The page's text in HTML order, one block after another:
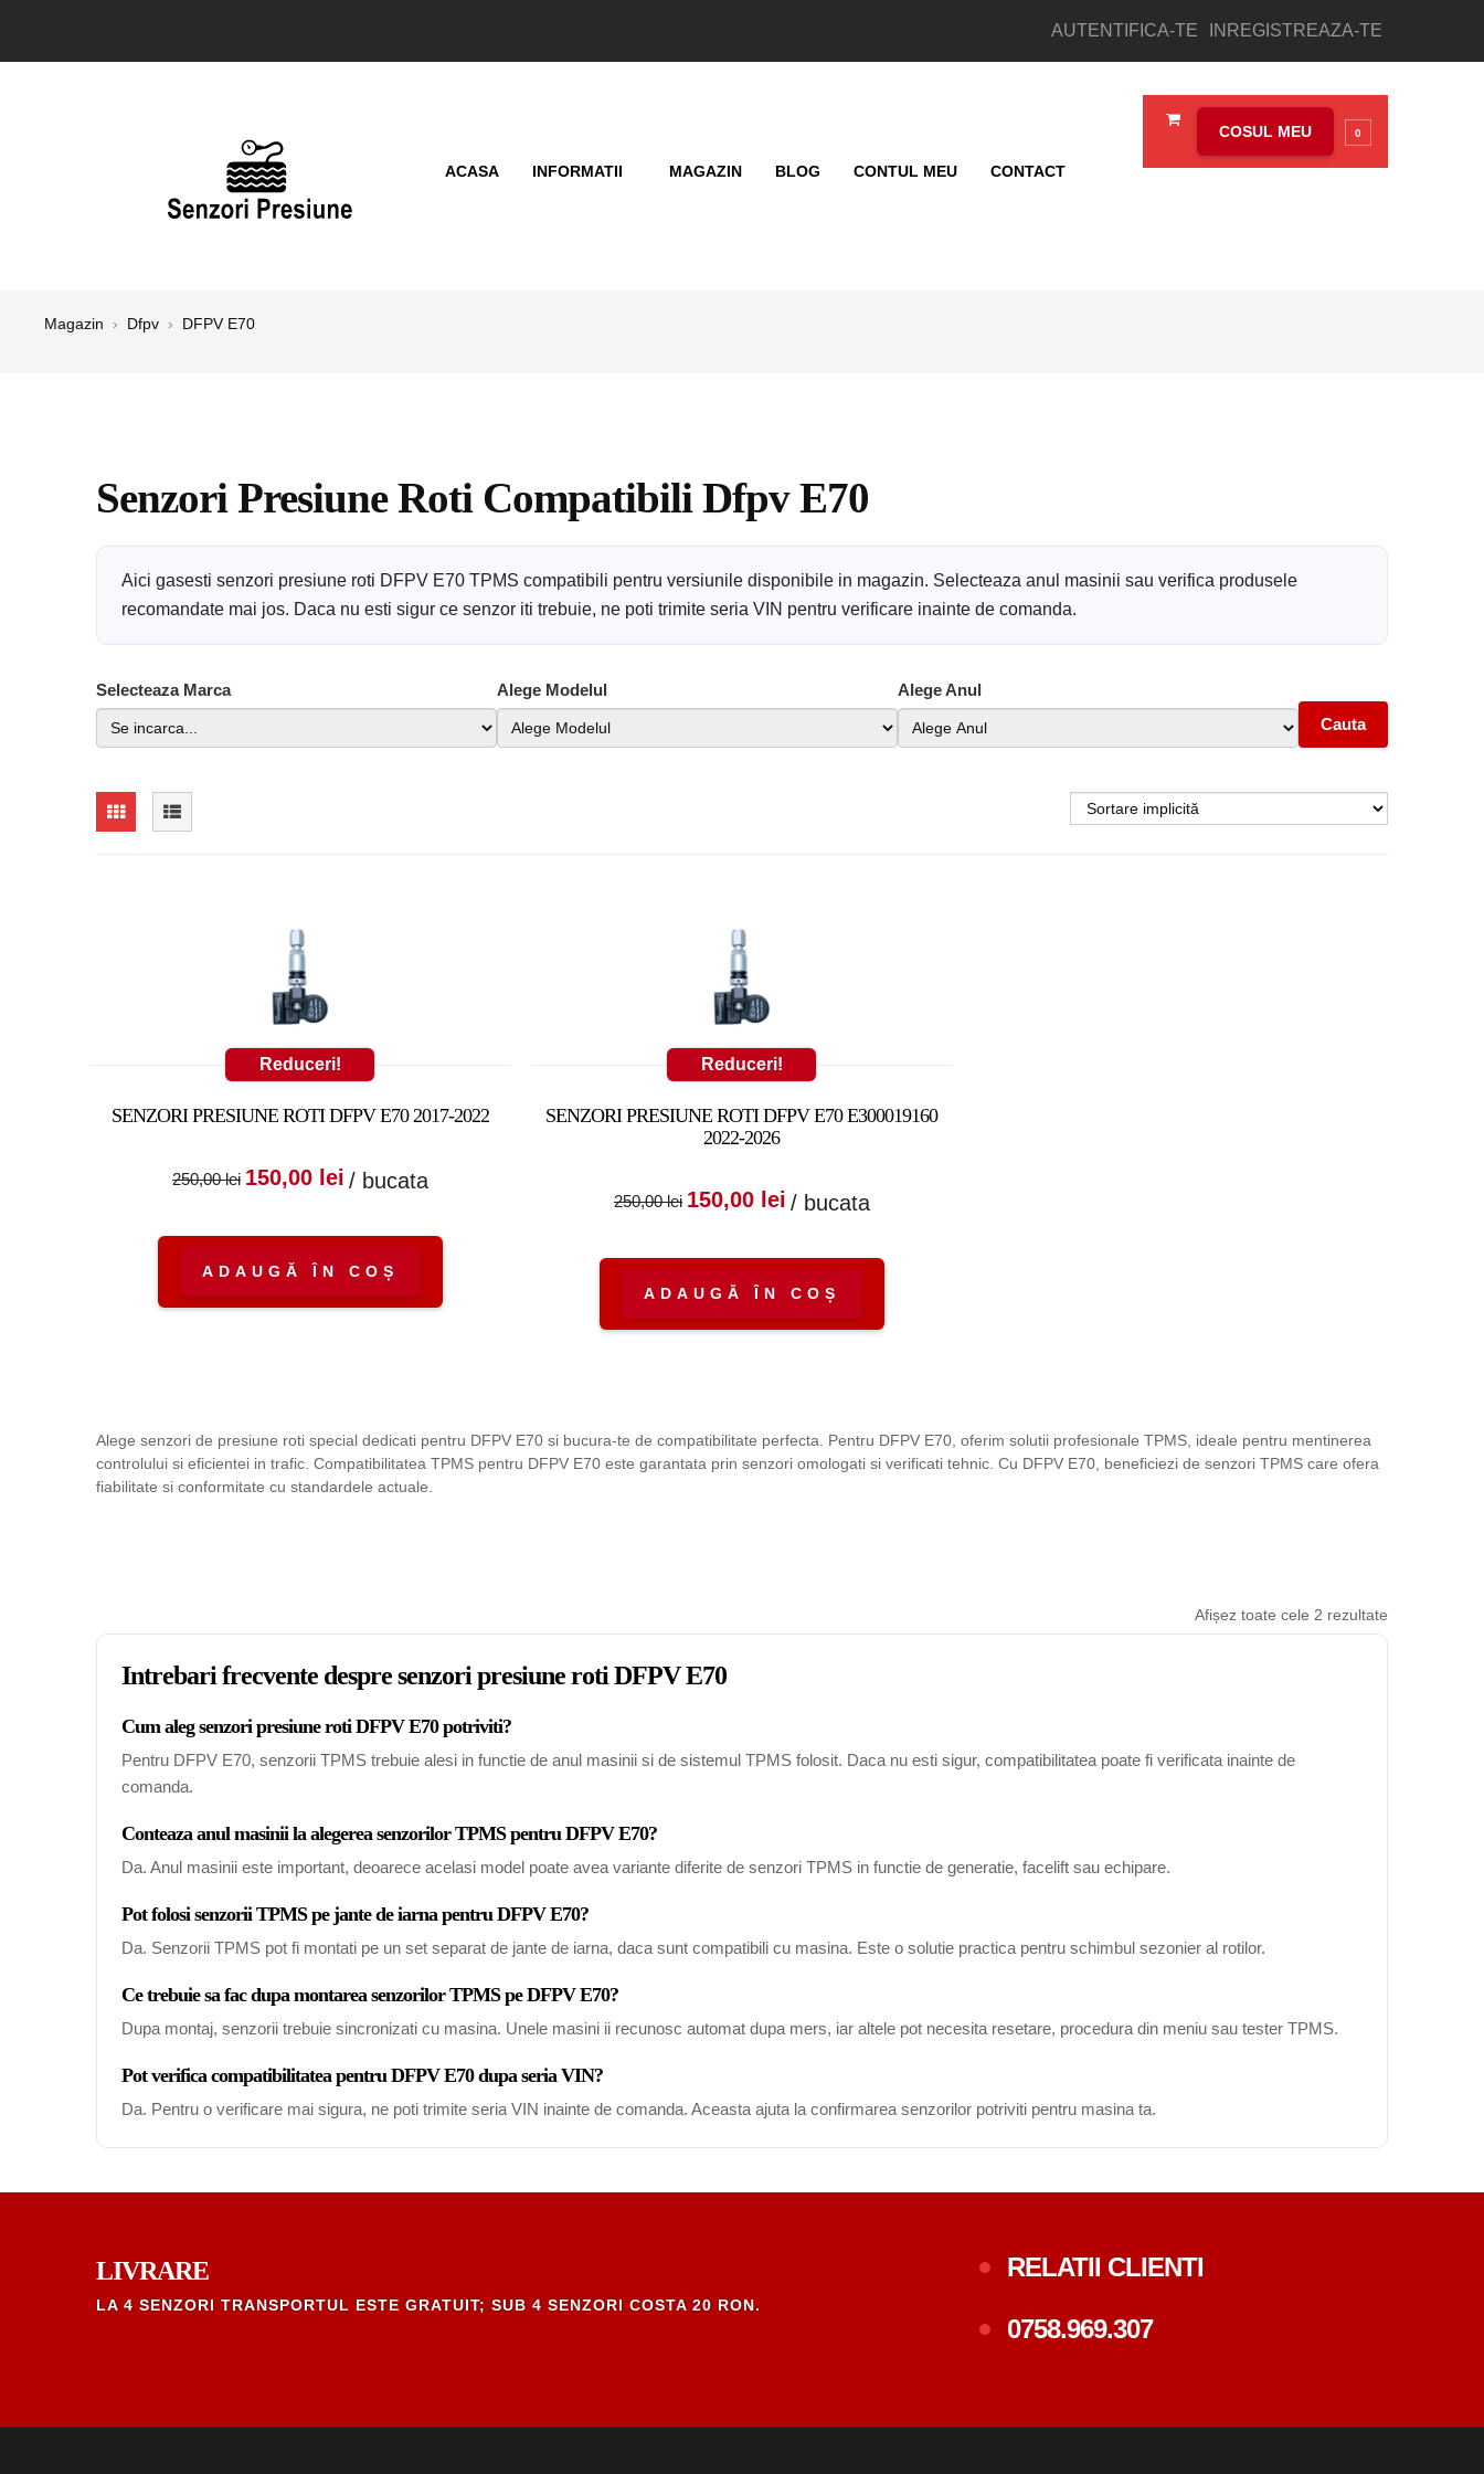
AUTENTIFICA-TE INREGISTREAZA-TE
COSUL MEU 0
ACASA INFORMATII MAGAZIN BLOG CONTUL MEU CONTACT
Magazin › Dfpv › DFPV E70
Senzori Presiune Roti Compatibili Dfpv E70
Aici gasesti senzori presiune roti DFPV E70 TPMS compatibili pentru versiunile disponibile in magazin. Selecteaza anul masinii sau verifica produsele
recomandate mai jos. Daca nu esti sigur ce senzor iti trebuie, ne poti trimite seria VIN pentru verificare inainte de comanda.
Selecteaza Marca Alege Modelul
Alege Anul
Cauta
Reduceri!
SENZORI PRESIUNE ROTI DFPV E70 2017-2022
250,00lei
Prețul inițial a fost:
150,00 lei Prețul curent
150,00 lei.
/ bucata
ADAUGĂ ÎN COȘ
Reduceri!
SENZORI PRESIUNE ROTI DFPV E70 E300019160
2022-2026
250,00lei
Prețul inițial a fost:
150,00 lei Prețul curent
150,00 lei.
/ bucata
ADAUGĂ ÎN COȘ
Alege senzori de presiune roti special dedicati pentru DFPV E70 si bucura-te de compatibilitate perfecta. Pentru DFPV E70, oferim solutii profesionale TPMS, ideale pentru mentinerea
controlului si eficientei in trafic. Compatibilitatea TPMS pentru DFPV E70 este garantata prin senzori omologati si verificati tehnic. Cu DFPV E70, beneficiezi de senzori TPMS care ofera
fiabilitate si conformitate cu standardele actuale.
Afișez toate cele 2 rezultate
Intrebari frecvente despre senzori presiune roti DFPV E70
Cum aleg senzori presiune roti DFPV E70 potriviti?
Pentru DFPV E70, senzorii TPMS trebuie alesi in functie de anul masinii si de sistemul TPMS folosit. Daca nu esti sigur, compatibilitatea poate fi verificata inainte de
comanda.
Conteaza anul masinii la alegerea senzorilor TPMS pentru DFPV E70?
Da. Anul masinii este important, deoarece acelasi model poate avea variante diferite de senzori TPMS in functie de generatie, facelift sau echipare.
Pot folosi senzorii TPMS pe jante de iarna pentru DFPV E70?
Da. Senzorii TPMS pot fi montati pe un set separat de jante de iarna, daca sunt compatibili cu masina. Este o solutie practica pentru schimbul sezonier al rotilor.
Ce trebuie sa fac dupa montarea senzorilor TPMS pe DFPV E70?
Dupa montaj, senzorii trebuie sincronizati cu masina. Unele masini ii recunosc automat dupa mers, iar altele pot necesita resetare, procedura din meniu sau tester TPMS.
Pot verifica compatibilitatea pentru DFPV E70 dupa seria VIN?
Da. Pentru o verificare mai sigura, ne poti trimite seria VIN inainte de comanda. Aceasta ajuta la confirmarea senzorilor potriviti pentru masina ta.
LIVRARE
LA 4 SENZORI TRANSPORTUL ESTE GRATUIT; SUB 4 SENZORI COSTA 20 RON.
RELATII CLIENTI
0758.969.307